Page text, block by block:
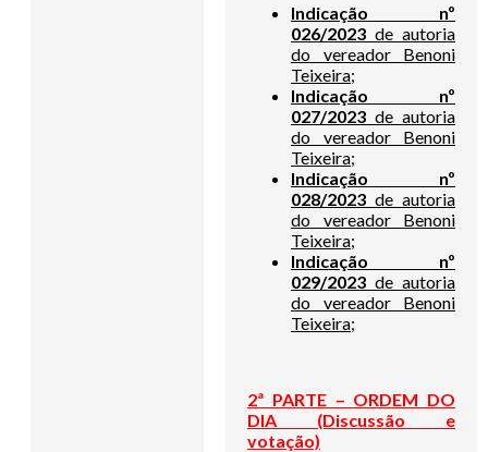
Indicação nº
026/2023 de autoria
do vereador Benoni
Teixeira;
Indicação nº
027/2023 de autoria
do vereador Benoni
Teixeira;
Indicação nº
028/2023 de autoria
do vereador Benoni
Teixeira;
Indicação nº
029/2023 de autoria
do vereador Benoni
Teixeira;
2ª PARTE – ORDEM DO
DIA (Discussão e
votação)